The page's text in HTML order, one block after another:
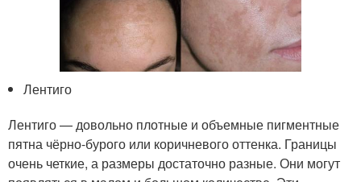
Лентиго
Лентиго — довольно плотные и объемные пигментные
пятна чёрно-бурого или коричневого оттенка. Границы
очень четкие, а размеры достаточно разные. Они могут